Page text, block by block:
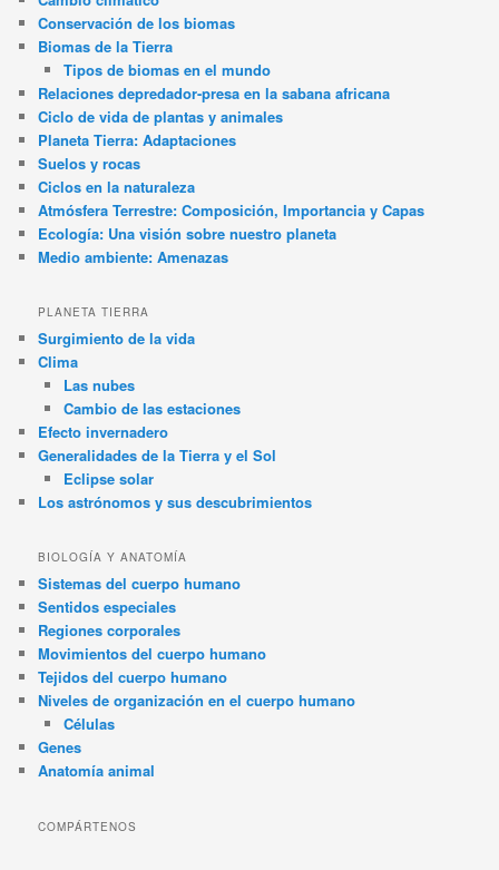
Conservación de los biomas
Biomas de la Tierra
Tipos de biomas en el mundo
Relaciones depredador-presa en la sabana africana
Ciclo de vida de plantas y animales
Planeta Tierra: Adaptaciones
Suelos y rocas
Ciclos en la naturaleza
Atmósfera Terrestre: Composición, Importancia y Capas
Ecología: Una visión sobre nuestro planeta
Medio ambiente: Amenazas
PLANETA TIERRA
Surgimiento de la vida
Clima
Las nubes
Cambio de las estaciones
Efecto invernadero
Generalidades de la Tierra y el Sol
Eclipse solar
Los astrónomos y sus descubrimientos
BIOLOGÍA Y ANATOMÍA
Sistemas del cuerpo humano
Sentidos especiales
Regiones corporales
Movimientos del cuerpo humano
Tejidos del cuerpo humano
Niveles de organización en el cuerpo humano
Células
Genes
Anatomía animal
COMPÁRTENOS